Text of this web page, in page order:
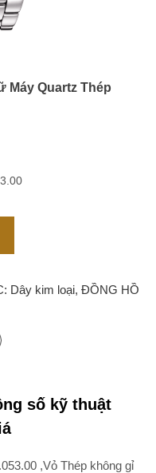
Máy Quartz Thép
Dây kim loại, ĐỒNG HỒ
số kỹ thuật
,Vỏ Thép không gỉ